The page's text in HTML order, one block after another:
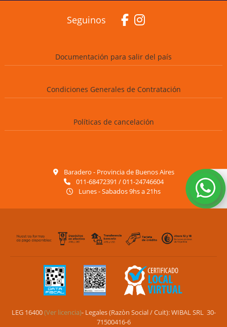
Seguinos
Documentación para salir del país
Condiciones Generales de Contratación
Políticas de cancelación
Baradero - Provincia de Buenos Aires
011-68472391 / 011-24746604
Lunes - Sabados 9hs a 21hs
LEG 16400(Ver licencia)- Legales (Razòn Social / Cuit): WIBAL SRL 30-
71500416-6